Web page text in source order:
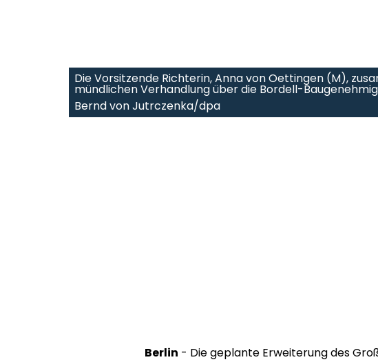
Die Vorsitzende Richterin, Anna von Oettingen (M),
mündlichen Verhandlung über die Bordell-
Bernd von Jutrczenka/dpa
Berlin - Die geplante Erweiterung des